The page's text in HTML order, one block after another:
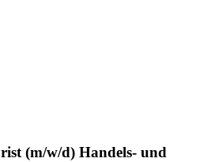
(m/w/d) Handels- und